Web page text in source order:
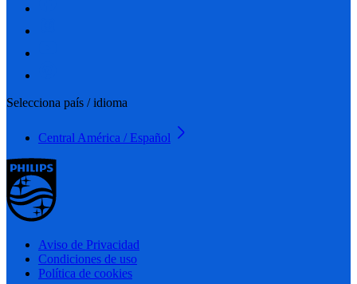
Selecciona país / idioma
Central América / Español
Aviso de Privacidad
Condiciones de uso
Política de cookies